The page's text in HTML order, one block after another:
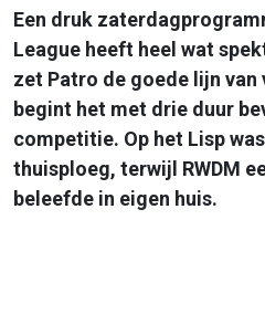
Een druk
League heeft heel wat
zet Patro de goede lijn
begint het met drie duur
competitie. Op het Lisp
thuisploeg, terwijl RWDM
beleefde in eigen huis.